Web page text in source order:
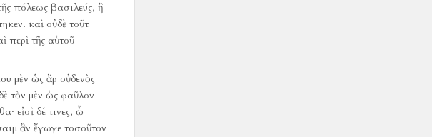
πόλεως βασιλεύς, ἢ
καὶ οὐδὲ τοῦτ
περὶ τῆς αὑτοῦ
μὲν ὡς ἄρ οὐδενὸς
τὸν μὲν ὡς φαῦλον
εἰσὶ δέ τινες, ὦ
ἂν ἔγωγε τοσοῦτον